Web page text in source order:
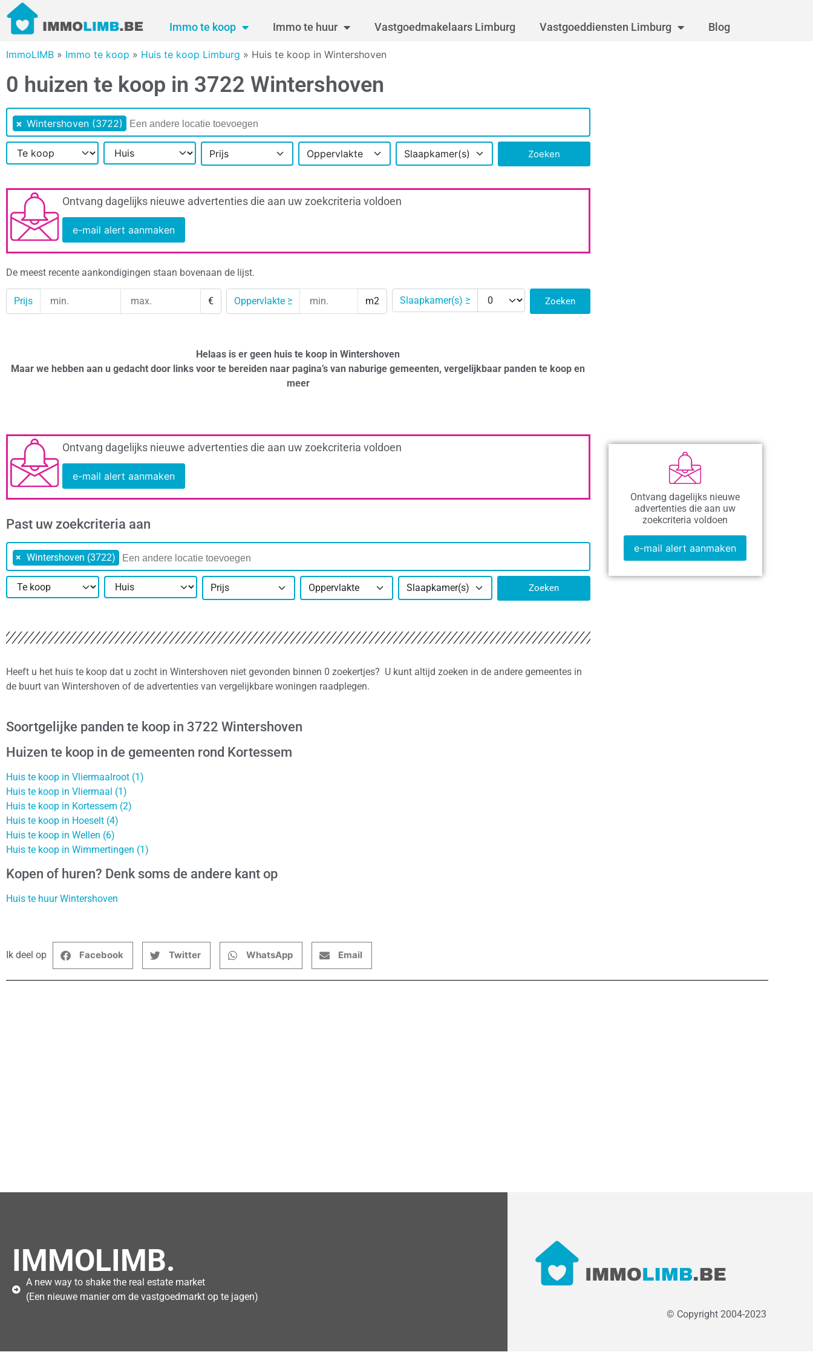
Immo te koop Immo te huur Vastgoedmakelaars Limburg Vastgoeddiensten Limburg Blog
ImmoLIMB » Immo te koop » Huis te koop Limburg » Huis te koop in Wintershoven
0 huizen te koop in 3722 Wintershoven
× Wintershoven (3722)
Prijs Oppervlakte Slaapkamer(s) Zoeken
Ontvang dagelijks nieuwe advertenties die aan uw zoekcriteria voldoen
e-mail alert aanmaken
De meest recente aankondigingen staan bovenaan de lijst.
Prijs € Oppervlakte ≥ m2 Slaapkamer(s) ≥ Zoeken
Helaas is er geen huis te koop in Wintershoven
Maar we hebben aan u gedacht door links voor te bereiden naar pagina’s van naburige gemeenten, vergelijkbaar panden te koop en
meer
Ontvang dagelijks nieuwe advertenties die aan uw zoekcriteria voldoen
e-mail alert aanmaken
Past uw zoekcriteria aan
× Wintershoven (3722)
Prijs Oppervlakte Slaapkamer(s) Zoeken
Heeft u het huis te koop dat u zocht in Wintershoven niet gevonden binnen 0 zoekertjes? U kunt altijd zoeken in de andere gemeentes in
de buurt van Wintershoven of de advertenties van vergelijkbare woningen raadplegen.
Soortgelijke panden te koop in 3722 Wintershoven
Huizen te koop in de gemeenten rond Kortessem
Huis te koop in Vliermaalroot (1)
Huis te koop in Vliermaal (1)
Huis te koop in Kortessem (2)
Huis te koop in Hoeselt (4)
Huis te koop in Wellen (6)
Huis te koop in Wimmertingen (1)
Kopen of huren? Denk soms de andere kant op
Huis te huur Wintershoven
Ontvang dagelijks nieuwe
advertenties die aan uw
zoekcriteria voldoen
e-mail alert aanmaken
Ik deel op Facebook Twitter WhatsApp Email
IMMOLIMB.
A new way to shake the real estate market
(Een nieuwe manier om de vastgoedmarkt op te jagen)
© Copyright 2004-2023